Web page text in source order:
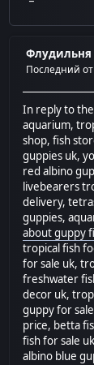
Флудильня
Последний
In reply to
aquarium,
shop, fish
guppies uk,
red albino
livebearers
delivery,
guppies,
about guppy
tropical fish
for sale uk,
freshwater
decor uk,
guppy for
price, betta
fish for sale
albino blue